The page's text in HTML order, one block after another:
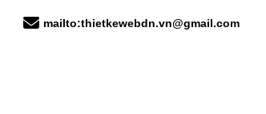
mailto:thietkewebdn.vn@gmail.com